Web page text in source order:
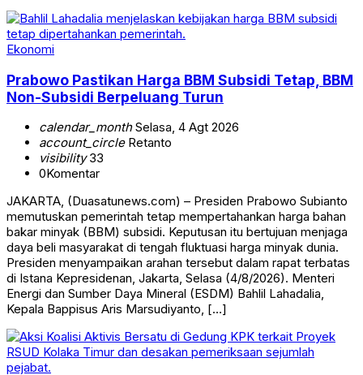
Ekonomi
Prabowo Pastikan Harga BBM Subsidi Tetap, BBM
Non-Subsidi Berpeluang Turun
calendar_monthSelasa, 4 Agt 2026
account_circleRetanto
visibility33
0Komentar
JAKARTA, (Duasatunews.com) – Presiden Prabowo Subianto
memutuskan pemerintah tetap mempertahankan harga bahan
bakar minyak (BBM) subsidi. Keputusan itu bertujuan menjaga
daya beli masyarakat di tengah fluktuasi harga minyak dunia.
Presiden menyampaikan arahan tersebut dalam rapat terbatas
di Istana Kepresidenan, Jakarta, Selasa (4/8/2026). Menteri
Energi dan Sumber Daya Mineral (ESDM) Bahlil Lahadalia,
Kepala Bappisus Aris Marsudiyanto, […]